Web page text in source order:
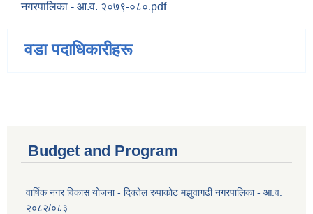
नगरपालिका - आ.व. २०७९-०८०.pdf
वडा पदाधिकारीहरू
Budget and Program
वार्षिक नगर विकास योजना - दिक्तेल रुपाकोट मझुवागढी नगरपालिका - आ.व.
२०८२/०८३